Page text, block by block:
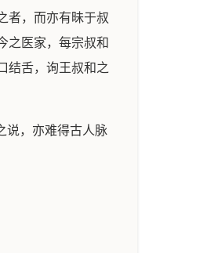
者，而亦有昧于叔
之医家，每宗叔和
结舌，询王叔和之
说，亦难得古人脉